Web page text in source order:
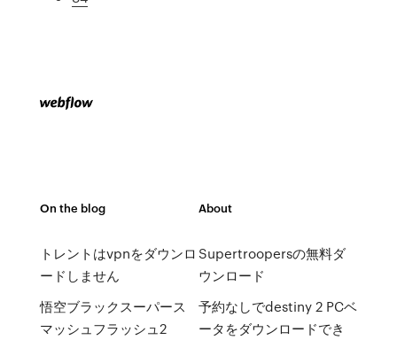
On the blog
トレントはvpnをダウンロ
ードしません
悟空ブラックスーパース
マッシュフラッシュ2
About
Supertroopersの無料ダ
ウンロード
予約なしでdestiny 2 PCベ
ータをダウンロードでき